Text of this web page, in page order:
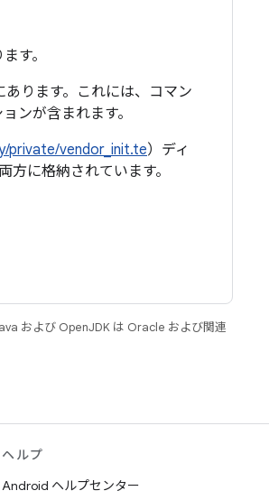
す。
あります。これには、コマン
ンが含まれます。
private/vendor_init.te）ディ
方に格納されています。
および OpenJDK は Oracle および関連
ヘルプ
Android ヘルプセンター